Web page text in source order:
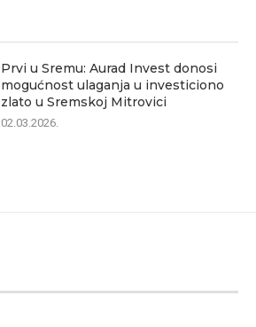
Prvi u Sremu: Aurad Invest donosi
mogućnost ulaganja u investiciono
zlato u Sremskoj Mitrovici
02.03.2026.